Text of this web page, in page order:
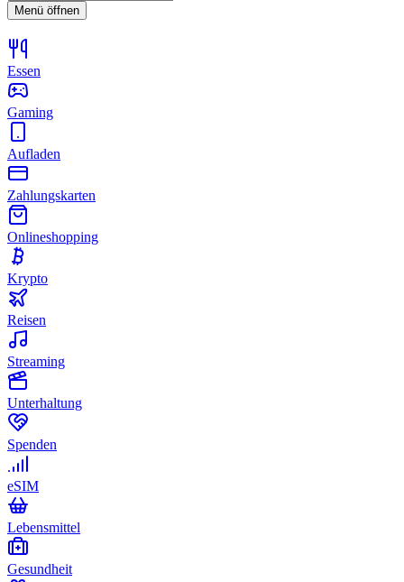
Menü öffnen
Essen
Gaming
Aufladen
Zahlungskarten
Onlineshopping
Krypto
Reisen
Streaming
Unterhaltung
Spenden
eSIM
Lebensmittel
Gesundheit